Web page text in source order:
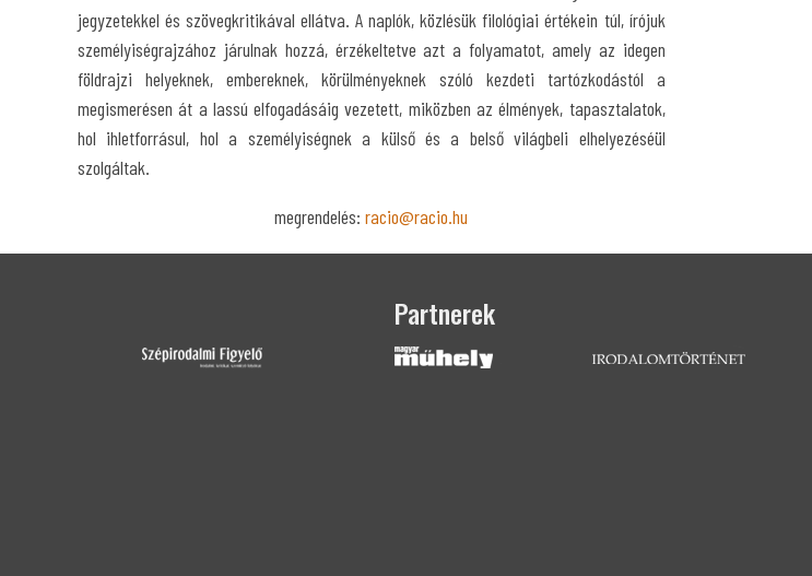
jegyzetekkel és szövegkritikával ellátva. A naplók, közlésük filológiai értékein túl, írójuk
személyiségrajzához járulnak hozzá, érzékeltetve azt a folyamatot, amely az idegen
földrajzi helyeknek, embereknek, körülményeknek szóló kezdeti tartózkodástól a
megismerésen át a lassú elfogadásáig vezetett, miközben az élmények, tapasztalatok,
hol ihletforrásul, hol a személyiségnek a külső és a belső világbeli elhelyezéséül
szolgáltak.
megrendelés:racio@racio.hu
Partnerek